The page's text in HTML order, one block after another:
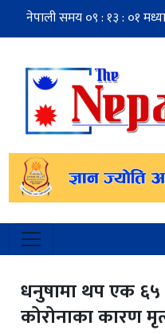
धनुषामा थप एक ६५
कोरोनाका कारण